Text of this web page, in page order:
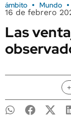
ámbito Mundo
16 de febrero
Las